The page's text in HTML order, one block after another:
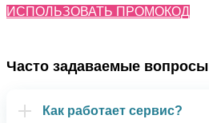
ИСПОЛЬЗОВАТЬ ПРОМОКОД
Часто задаваемые вопросы
Как работает сервис?